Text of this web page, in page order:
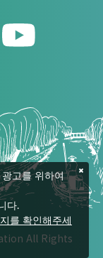
All Rights
고를 위하여
다.
를 확인해주세